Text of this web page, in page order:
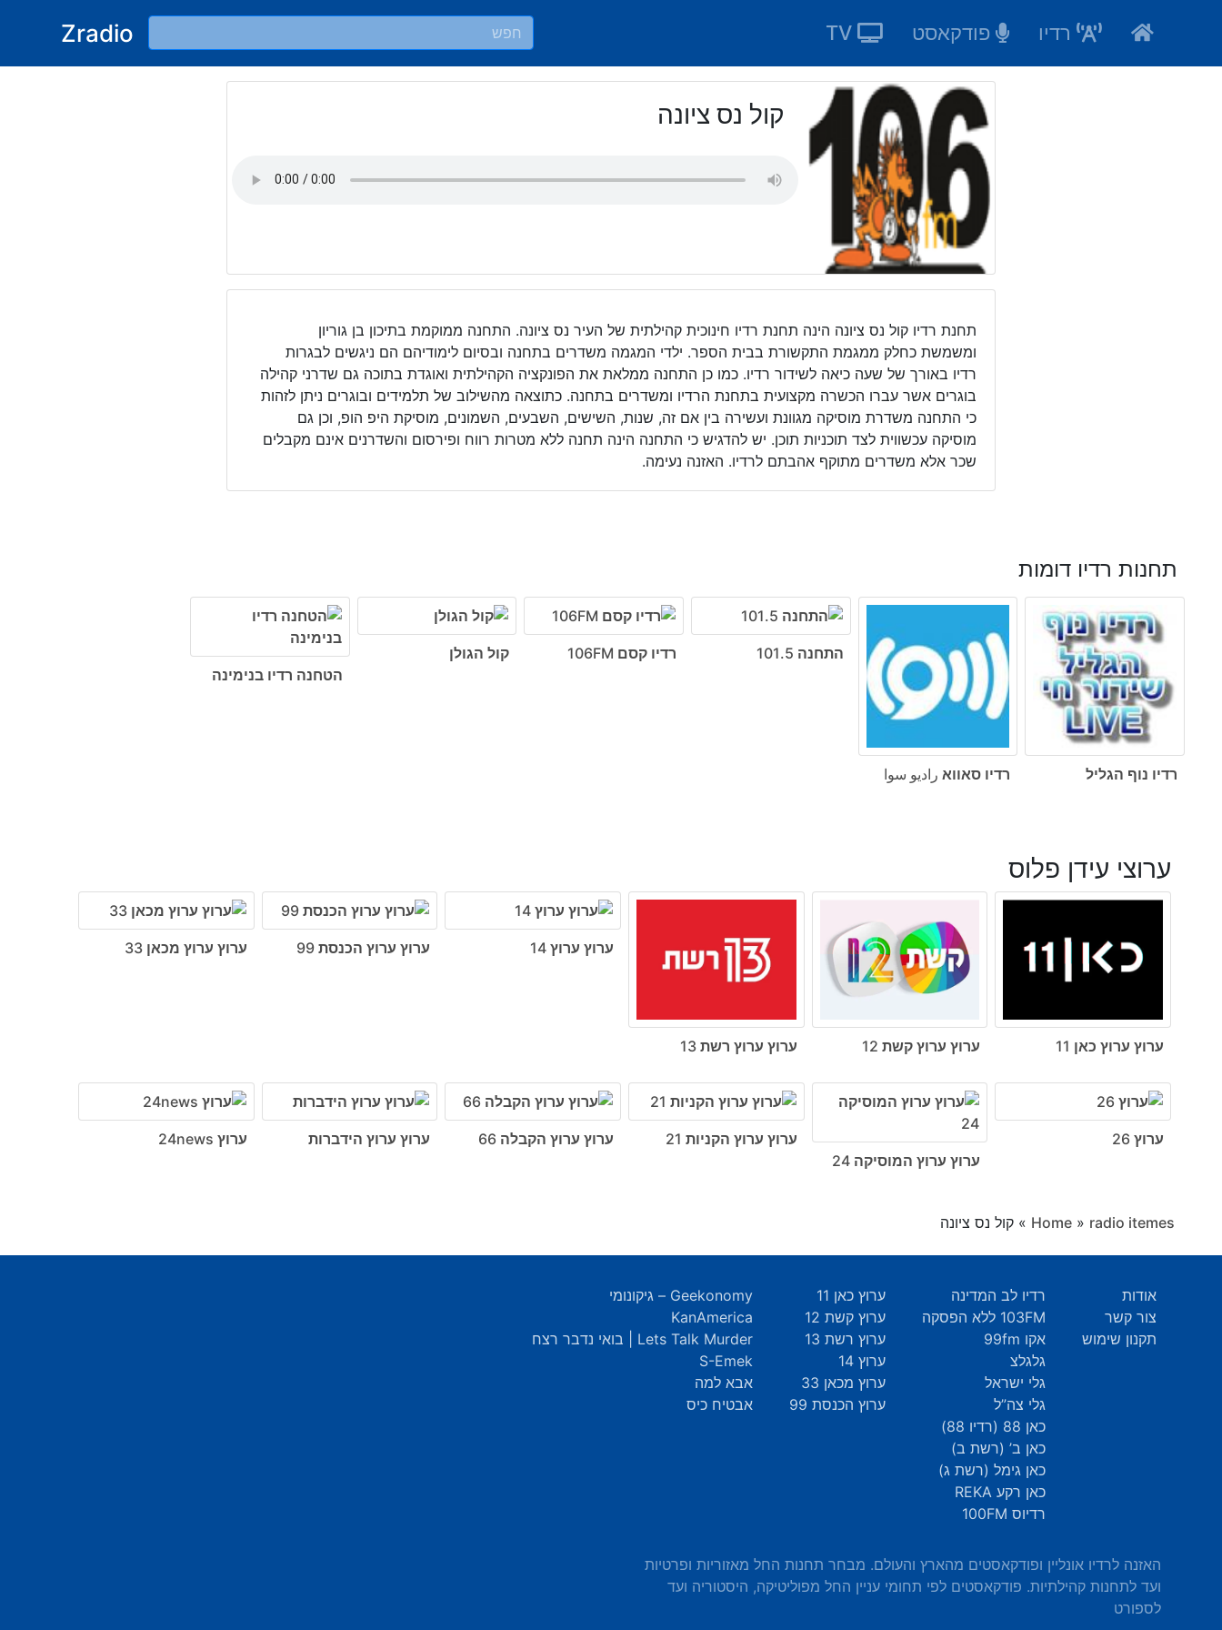
Zradio רדיו פודקאסט
קול נס ציונה
תחנת רדיו קול נס ציונה הינה תחנת רדיו חינוכית קהילתית של העיר נס ציונה. התחנה ממוקמת בתיכון בן גוריון
ומשמשת כחלק ממגמת התקשורת בבית הספר. ילדי המגמה משדרים בתחנה ובסיום לימודיהם הם ניגשים לבגרות
רדיו באורך של שעה כיאה לשידור רדיו. כמו כן התחנה ממלאת את הפונקציה הקהילתית ואוגדת בתוכה גם שדרני קהילה
בוגרים אשר עברו הכשרה מקצועית בתחנת הרדיו ומשדרים בתחנה. כתוצאה מהשילוב של תלמידים ובוגרים ניתן לזהות
כי התחנה משדרת מוסיקה מגוונת ועשירה בין אם זה, שנות, השישים, השבעים, השמונים, מוסיקת היפ הופ, וכן גם
מוסיקה עכשווית לצד תוכניות תוכן. יש להדגיש כי התחנה הינה תחנה ללא מטרות רווח ופירסום והשדרנים אינם מקבלים
שכר אלא משדרים מתוקף אהבתם לרדיו. האזנה נעימה.
תחנות רדיו דומות
רדיו נוף הגליל רדיו סאווא راديو سوا
התחנה 101.5 רדיו קסם 106FM
קול הגולן
הטחנה רדיו בנימינה
ערוצי עידן פלוס
ערוץ ערוץ כאן 11 ערוץ ערוץ קשת 12 ערוץ ערוץ רשת 13
ערוץ ערוץ 14 ערוץ ערוץ הכנסת 99 ערוץ ערוץ מכאן 33
ערוץ 26
ערוץ ערוץ המוסיקה 24
ערוץ ערוץ הקניות 21 ערוץ ערוץ הקבלה 66 ערוץ ערוץ הידברות ערוץ 24news
Home » radio itemes
» קול נס ציונה
אודות
צור קשר
תקנון שימוש
רדיו לב המדינה
103FM ללא הפסקה
אקו 99fm
גלגלצ
גלי ישראל
גלי צה”ל
כאן 88 (רדיו 88)
כאן ב’ (רשת ב)
כאן גימל (רשת ג)
כאן רקע REKA
רדיוס 100FM
ערוץ כאן 11
ערוץ קשת 12
ערוץ רשת 13
ערוץ 14
ערוץ מכאן 33
ערוץ הכנסת 99
Geekonomy – גיקונומי
KanAmerica
Lets Talk Murder | בואי נדבר רצח
S-Emek
אבא למה
אבטיח כיס
האזנה לרדיו אונליין ופודקאסטים מהארץ והעולם. מבחר תחנות החל מאזוריות ופרטיות
ועד לתחנות קהילתיות. פודקאסטים לפי תחומי עניין החל מפוליטיקה, היסטוריה ועד
לספורט